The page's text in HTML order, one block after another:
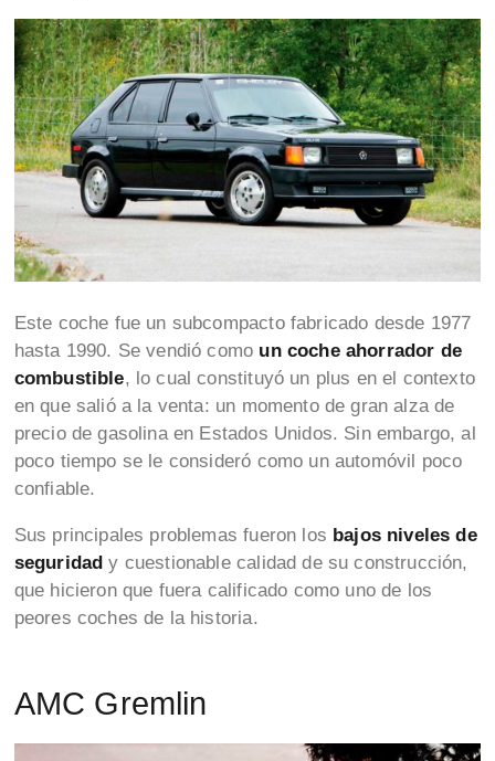
Este coche fue un subcompacto fabricado desde 1977
hasta 1990. Se vendió como un coche ahorrador de
combustible, lo cual constituyó un plus en el contexto
en que salió a la venta: un momento de gran alza de
precio de gasolina en Estados Unidos. Sin embargo, al
poco tiempo se le consideró como un automóvil poco
confiable.
Sus principales problemas fueron los bajos niveles de
seguridady cuestionable calidad de su construcción,
que hicieron que fuera calificado como uno de los
peores coches de la historia.
AMC Gremlin